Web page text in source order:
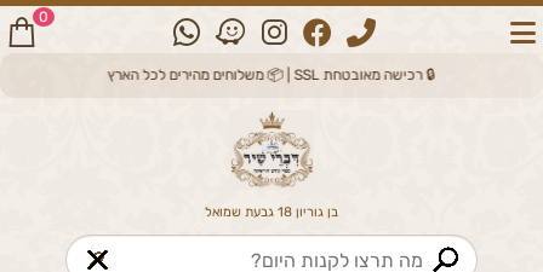
🔒 רכישה מאובטחת SSL | 📦 משלוחים מהירים לכל הארץ
בן גוריון 18 גבעת שמואל
🔎
0